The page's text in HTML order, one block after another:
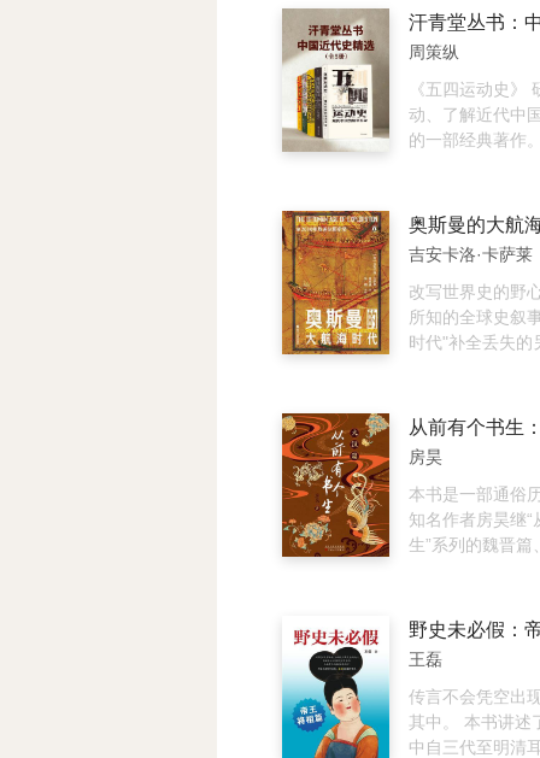
了北京保卫战/为
继光/袁崇焕是功
人……非常看点3
的名臣天团演绎
王权谋。纵论江
明朝头号政治家
的改革触动了谁
样一种组织……
革故鼎新的文化
秋、诗画江湖、
个文化、经济、
的明代四大奇书
记》和《金瓶梅
贽……明朝，一
薄的朝代，一个
代、 一个强悍而
褶皱，每翻开一
比的故事蕴含着
文化密码、政治
验。
史、宋史、辽史
黄帝到清末四千
人物、经济、文
事、教育、典章
地理、灾异等等
套《二十四史》
和《汉书》以民
本，其余史书则
本的《二十四史
本在勘校过程中
有关的善本，订
人名、地名中的
般不作修改，为
原貌。
粹帝国的末日与
厄斯·瑞恩在亲历
近30年创作完成
著，通过二战期
性战役，生动再
且翻查供词、访
记、作战日志以
史，方才撰写出
不可忽略的战史
且改变了新闻写
式。即便后世许
作的典范，使得
大战最经典、无
销著作。
周策纵
《五四运动史》
动、了解近代中
的一部经典著作
视野下。 《太平
动史》 本书是
大家简又文的代
天国研究的集大
《清朝与中华传
部关于清朝的百
史料和经典篇章
现代化道路的探
奥斯曼的大航
吉安卡洛·卡萨莱
改写世界史的野
所知的全球史叙
时代"补全丢失的
及，将帝国版图
间，奥斯曼人持
生而辽阔的海域
要竞争对手葡萄
面挑战——这场
本书首次全景式
续百年的全球霸
从地中海沿岸蔓
峡，从非洲腹地
原。作者基于土
档案馆的一手文
从前有个书生
房昊
本书是一部通俗
知名作者房昊继“
生”系列的魏晋篇
刘邦、吕雉、韩
班超、叔孙通、
著名“书生”的故
汉“书生”的奋斗
品质。同时，通
史上非常有影响
野史未必假：
王磊
传言不会凭空出
其中。 本书讲述
中自三代至明清